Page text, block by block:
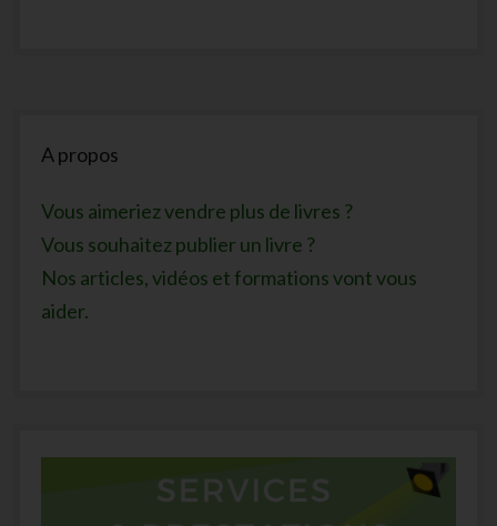
A propos
Vous aimeriez vendre plus de livres ?
Vous souhaitez publier un livre ?
Nos articles, vidéos et formations vont vous
aider.